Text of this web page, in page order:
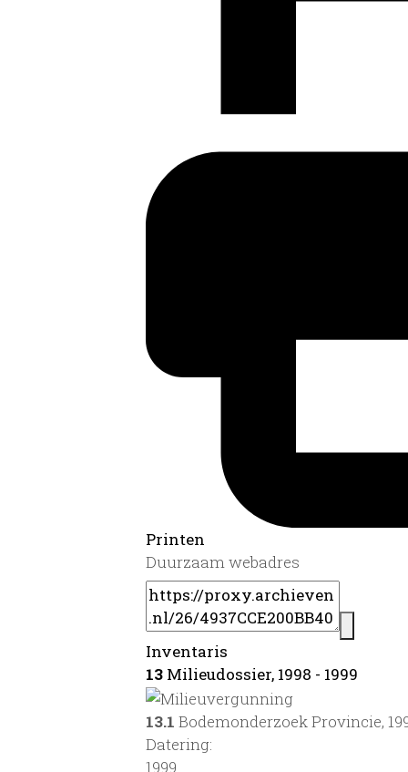
Printen
Duurzaam webadres
Inventaris
13 Milieudossier, 1998 - 1999
13.1 Bodemonderzoek Provincie,
Datering:
1999